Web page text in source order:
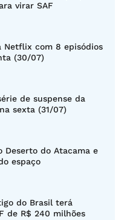
virar SAF
Netflix com 8 episódios
(30/07)
de suspense da
sexta (31/07)
Deserto do Atacama e
espaço
do Brasil terá
de R$ 240 milhões